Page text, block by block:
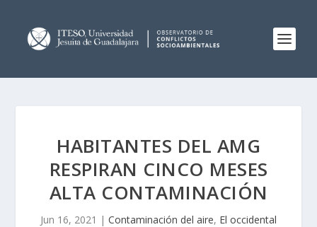
HABITANTES DEL AMG
RESPIRAN CINCO MESES
ALTA CONTAMINACIÓN
Jun 16, 2021 | Contaminación del aire, El occidental